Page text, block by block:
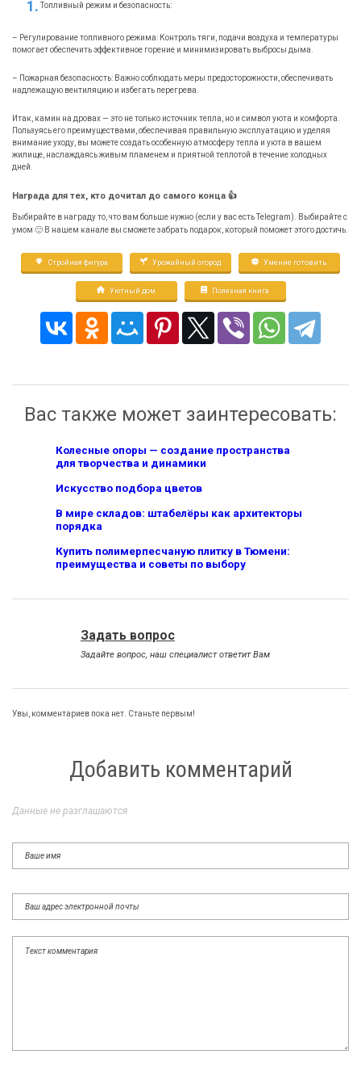
Топливный режим и безопасность:
– Регулирование топливного режима: Контроль тяги, подачи воздуха и температуры
помогает обеспечить эффективное горение и минимизировать выбросы дыма.
– Пожарная безопасность: Важно соблюдать меры предосторожности, обеспечивать
надлежащую вентиляцию и избегать перегрева.
Итак, камин на дровах — это не только источник тепла, но и символ уюта и комфорта.
Пользуясь его преимуществами, обеспечивая правильную эксплуатацию и уделяя
внимание уходу, вы можете создать особенную атмосферу тепла и уюта в вашем
жилище, наслаждаясь живым пламенем и приятной теплотой в течение холодных
дней.
Награда для тех, кто дочитал до самого конца 👍
Выбирайте в награду то, что вам больше нужно (если у вас есть Telegram). Выбирайте с
умом 🙂 В нашем канале вы сможете забрать подарок, который поможет этого достичь.
Стройная фигура Урожайный огород Умение готовить
Уютный дом Полезная книга
Вас также может заинтересовать:
Колесные опоры — создание пространства
для творчества и динамики
Искусство подбора цветов
В мире складов: штабелёры как архитекторы
порядка
Купить полимерпесчаную плитку в Тюмени:
преимущества и советы по выбору
Задать вопрос
Задайте вопрос, наш специалист ответит Вам
Увы, комментариев пока нет. Станьте первым!
Добавить комментарий
Данные не разглашаются